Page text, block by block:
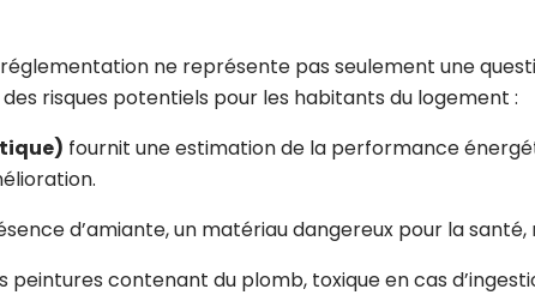
ne représente pas seulement une
risques potentiels pour les habitants du logement :
fournit une estimation de la performance
d’amiante, un matériau dangereux pour la santé,
peintures contenant du plomb, toxique en cas